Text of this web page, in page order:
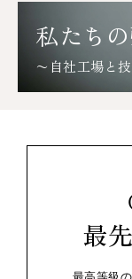
私たち
〜自社工場と
最